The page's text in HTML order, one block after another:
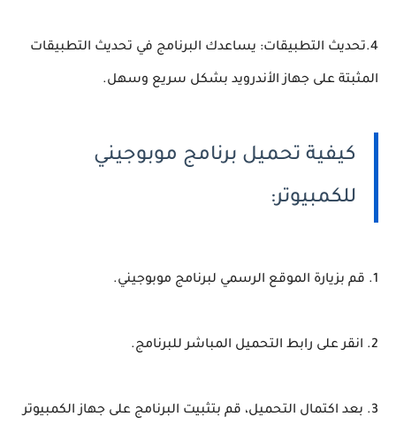
4.تحديث التطبيقات: يساعدك البرنامج في تحديث التطبيقات
المثبتة على جهاز الأندرويد بشكل سريع وسهل.
كيفية تحميل برنامج موبوجيني
للكمبيوتر:
1. قم بزيارة الموقع الرسمي لبرنامج موبوجيني.
2. انقر على رابط التحميل المباشر للبرنامج.
3. بعد اكتمال التحميل، قم بتثبيت البرنامج على جهاز الكمبيوتر